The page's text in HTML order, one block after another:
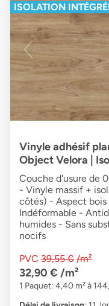
ISOLATION
Vinyle adhésif
Object Velora |
Couche d'usure de
- Vinyle massif +
côtés) - Aspect bois
Indéformable -
humides - Sans
nocifs
PVC 39,55 € /m²
32,90 € /m²
1 Paquet: 4,40 m² à